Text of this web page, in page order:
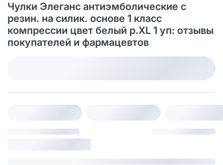
Чулки Элеганс антиэмболические с
резин. на силик. основе 1 класс
компрессии цвет белый р.XL 1 уп: отзывы
покупателей и фармацевтов